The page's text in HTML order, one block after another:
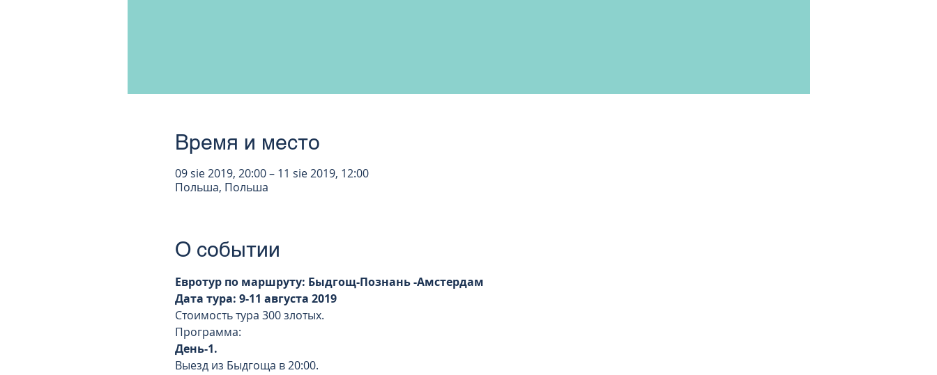
Время и место
09 sie 2019, 20:00 – 11 sie 2019, 12:00
Польша, Польша
О событии
Евротур по маршруту: Быдгощ-Познань -Амстердам
Дата тура: 9-11 августа 2019
Стоимость тура 300 злотых.
Программа:
День-1.
Выезд из Быдгоща в 20:00.